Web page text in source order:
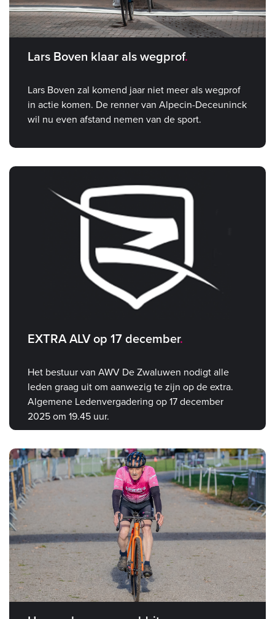
Lars Boven klaar als wegprof
Lars Boven zal komend jaar niet meer als wegprof
in actie komen. De renner van Alpecin-Deceuninck
wil nu even afstand nemen van de sport.
EXTRA ALV op 17 december
Het bestuur van AWV De Zwaluwen nodigt alle
leden graag uit om aanwezig te zijn op de extra.
Algemene Ledenvergadering op 17 december
2025 om 19.45 uur.